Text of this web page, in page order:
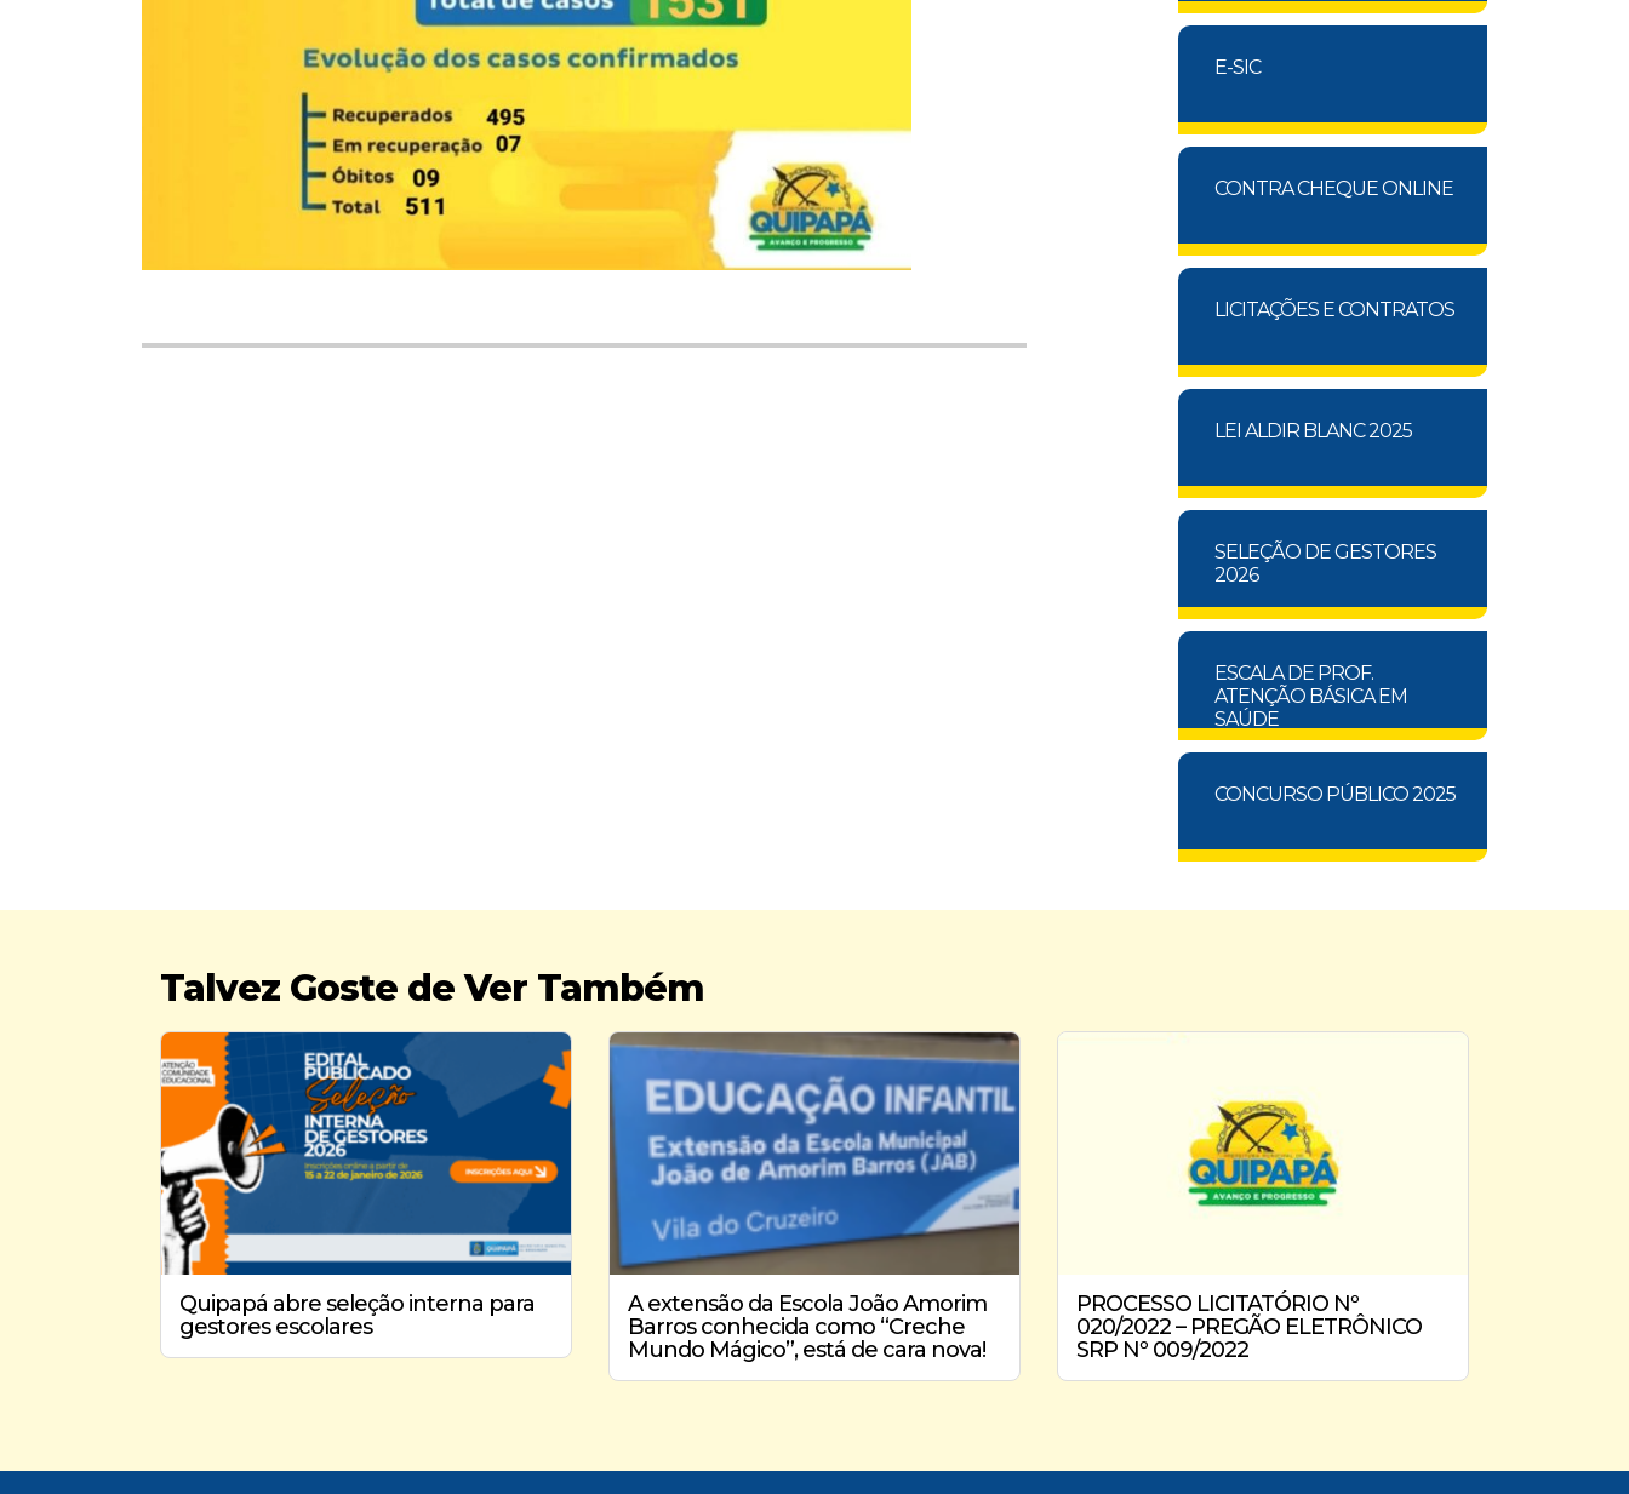
E-SIC
CONTRA CHEQUE ONLINE
LICITAÇÕES E CONTRATOS
LEI ALDIR BLANC 2025
SELEÇÃO DE GESTORES
2026
ESCALA DE PROF.
ATENÇÃO BÁSICA EM
SAÚDE
CONCURSO PÚBLICO 2025
Talvez Goste de Ver Também
Quipapá abre seleção interna para
gestores escolares
A extensão da Escola João Amorim
Barros conhecida como “Creche
Mundo Mágico”, está de cara nova!
PROCESSO LICITATÓRIO Nº
020/2022 – PREGÃO ELETRÔNICO
SRP Nº 009/2022